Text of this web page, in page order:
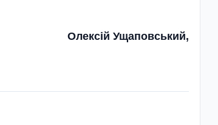
Олексій Ущаповський,